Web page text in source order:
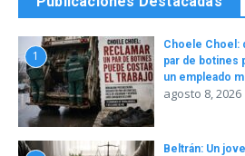
1
Choele Choel:
par de botines
un empleado
agosto 8, 2026
Beltrán: Un